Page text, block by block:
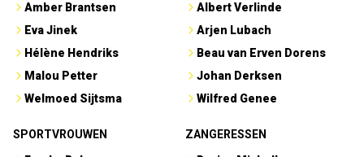
Amber Brantsen
Eva Jinek
Hélène Hendriks
Malou Petter
Welmoed Sijtsma
Albert Verlinde
Arjen Lubach
Beau van Erven Dorens
Johan Derksen
Wilfred Genee
SPORTVROUWEN
ZANGERESSEN